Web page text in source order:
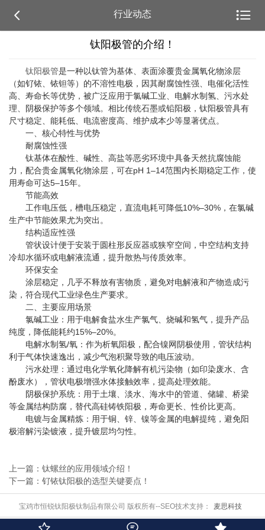
 行业动态 
钛阳极管的介绍！
钛阳极管是一种以钛管为基体、表面涂覆贵金属氧化物涂层
（如钌铱、铱钽等）的不溶性电极，因其耐腐蚀性强、电催化活性
高、寿命长等优势，被广泛应用于氯碱工业、电解水制氢、污水处
理、阴极保护等多个领域。相比传统石墨或铅阳极，钛阳极管具有
尺寸稳定、能耗低、电流密度高、维护成本少等显著优点。
一、核心特性与优势
‌ 耐腐蚀性强‌
钛基体在酸性、碱性、高盐等恶劣环境中具备天然抗腐蚀能
力，配合贵金属氧化物涂层，可在pH 1–14范围内长期稳定工作，使
用寿命可达5–15年。
‌ 节能高效‌
工作电压低，槽电压稳定，直流电耗可降低10%–30%，在氯碱
生产中节能效果尤为突出。
‌ 结构适应性强‌
管状设计便于安装于圆柱形反应器或狭窄空间，中空结构支持
冷却水循环或电解液流通，提升散热与传质效率。
‌ 环保安全‌
涂层稳定，几乎不释放有害物质，避免对电解液和产物造成污
染，符合现代工业绿色生产要求。
二、主要应用场景
‌ 氯碱工业‌：用于电解食盐水生产氯气、烧碱和氢气，提升产品
纯度，降低能耗约15%–20%。
‌ 电解水制氢/氧‌：作为析氧阳极，配合镍网阴极使用，管状结构
利于气体快速逸出，减少气泡积聚导致的电压波动。
‌ 污水处理‌：通过电化学氧化降解有机污染物（如印染废水、含
酚废水），管状电极增强水体接触效率，提高处理效能。
‌ 阴极保护系统‌：用于土壤、淡水、海水中的管道、储罐、桥梁
等金属结构防腐，替代高硅铸铁阳极，寿命更长、性价比更高。
‌ 电镀与金属精炼‌：用于铜、锌、镍等金属的电解提纯，避免阳
极溶解污染镀液，提升镀层均匀性。
上一篇：钛螺丝的应用领域介绍！
下一篇：钌铱钛阳极的选型关键要点！
宝鸡市恒锐钛阳极钛制品有限公司 版权所有--SEO技术支持： 麦思科技